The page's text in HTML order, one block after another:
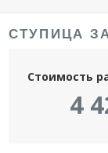
СТУПИЦА
Стоимость
4